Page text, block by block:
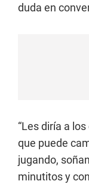
duda en
“Les diría a
que puede
jugando,
minutitos y